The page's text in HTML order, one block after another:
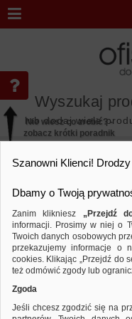
Wyszukaj
lub dodaj wiele
Porównaj
Nie wiesz co zrobić? -
zobacz krótki poradnik
Szanowni Klienci!
Dbamy o Twoją
Zanim klikniesz „Przejdź
informacji. Prosimy w niej o
Twoich danych osobowych
przekazujemy informacje o
cookies. Klikając „Przejdź do
też odmówić zgody lub
Zgoda
Jeśli chcesz zgodzić się na